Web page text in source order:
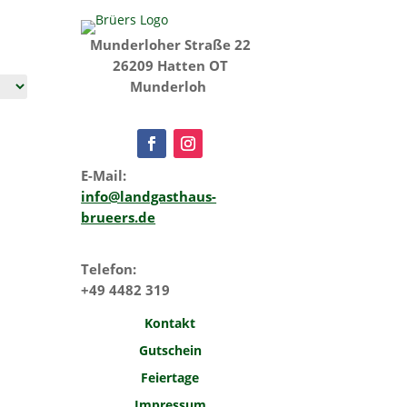
Munderloher Straße 22
26209 Hatten OT
Munderloh
E-Mail:
info@landgasthaus-
brueers.de
Telefon:
+49 4482 319
Kontakt
Gutschein
Feiertage